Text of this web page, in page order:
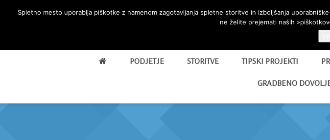
PODJETJE STORITVE TIPSKI PROJEKTI
GRADBENO
Spletno mesto uporablja piškotke z namenom zagotavljanja spletne storitve in izboljšanja
ne želite prejemati naših